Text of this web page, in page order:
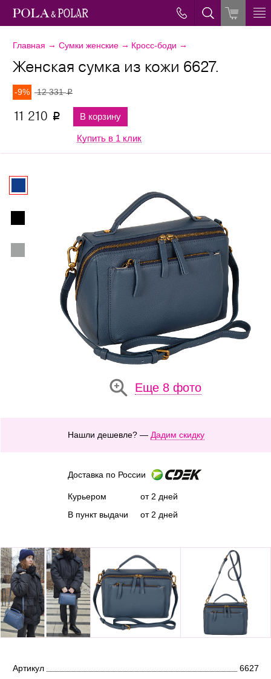
Главная → Сумки женские → Кросс-боди →
Еще 8 фото
Женская сумка из кожи 6627.
-9% 12 331p
11 210 p В корзину
Купить в 1 клик
Нашли дешевле? — Дадим скидку
Доставка по России
Курьером
В пункт выдачи
от 2 дней
от 2 дней
Артикул 6627